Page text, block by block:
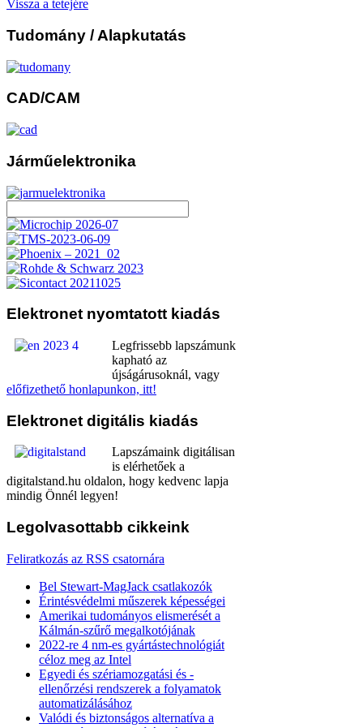
Vissza a tetejére
Tudomány / Alapkutatás
CAD/CAM
Járműelektronika
Elektronet nyomtatott kiadás
Legfrissebb lapszámunk
kapható az
újságárusoknál, vagy
előfizethető honlapunkon, itt!
Elektronet digitális kiadás
Lapszámaink digitálisan
is elérhetőek a
digitalstand.hu oldalon, hogy kedvenc lapja
mindig Önnél legyen!
Legolvasottabb cikkeink
Feliratkozás az RSS csatornára
Bel Stewart-MagJack csatlakozók
Érintésvédelmi műszerek képességei
Amerikai tudományos elismerését a
Kálmán-szűrő megalkotójának
2022-re 4 nm-es gyártástechnológiát
céloz meg az Intel
Egyedi és szériamozgatási és -
ellenőrzési rendszerek a folyamatok
automatizálásához
Valódi és biztonságos alternatíva a